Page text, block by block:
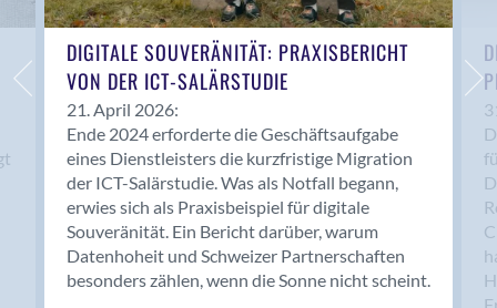
Balzers
Basel
Bassersdorf
Belp
Bendern
Benken (SG)
Bergdietikon
Berlin
Bern
Bern - Liebefeld
DIGITALE SOUVERÄNITÄT: PRAXISBERICHT
VON DER ICT-SALÄRSTUDIE
21. April 2026:
Ende 2024 erforderte die Geschäftsaufgabe
eines Dienstleisters die kurzfristige Migration
der ICT-Salärstudie. Was als Notfall begann,
erwies sich als Praxisbeispiel für digitale
Souveränität. Ein Bericht darüber, warum
Datenhoheit und Schweizer Partnerschaften
besonders zählen, wenn die Sonne nicht scheint.